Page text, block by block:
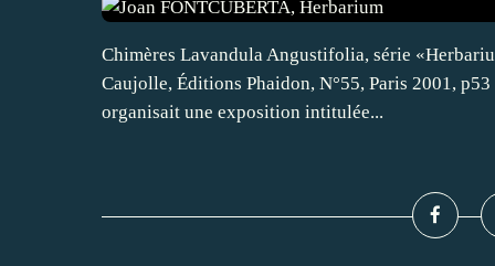
Chimères Lavandula Angustifolia, série
Caujolle, Éditions Phaidon, N°55, Paris 2001,
organisait une exposition intitulée...